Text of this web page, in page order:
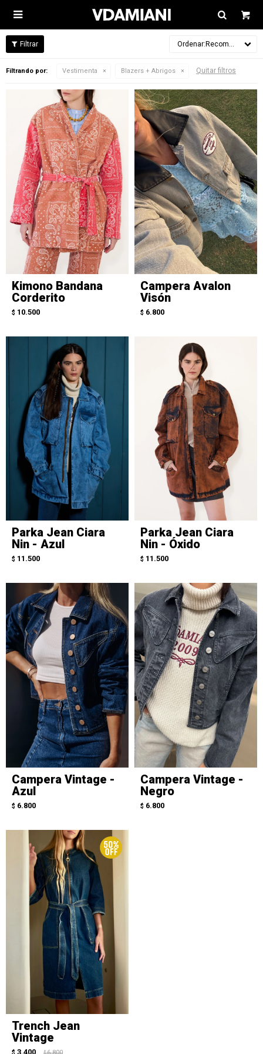

Recomendados
Filtrando por: Vestimenta Blazers + Abrigos Quitar filtros
Kimono Bandana
Corderito
$ 10.500
Campera Avalon
Visón
$ 6.800
Parka Jean Ciara
Nin - Azul
$ 11.500
Parka Jean Ciara
Nin - Óxido
$ 11.500
Campera Vintage -
Azul
$ 6.800
Campera Vintage -
Negro
$ 6.800
Trench Jean
Vintage
3.400 $